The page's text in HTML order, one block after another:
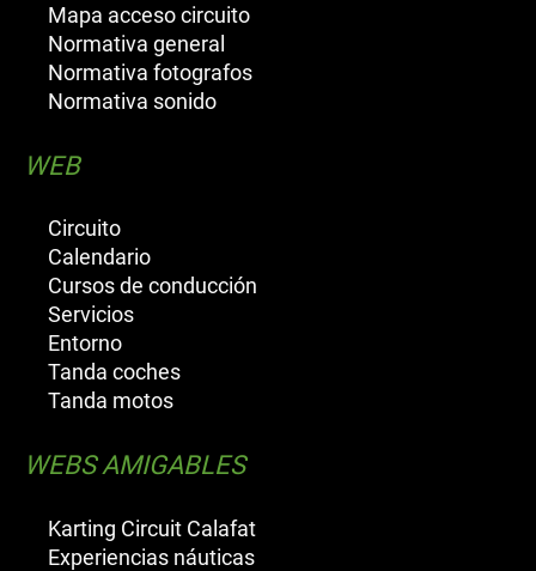
Mapa acceso circuito
Normativa general
Normativa fotografos
Normativa sonido
WEB
Circuito
Calendario
Cursos de conducción
Servicios
Entorno
Tanda coches
Tanda motos
WEBS AMIGABLES
Karting Circuit Calafat
Experiencias náuticas